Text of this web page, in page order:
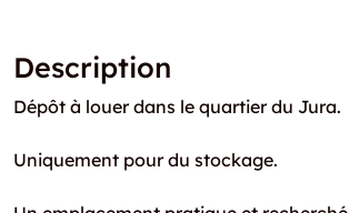
Description
Dépôt à louer dans le quartier du Jura.
Uniquement pour du stockage.